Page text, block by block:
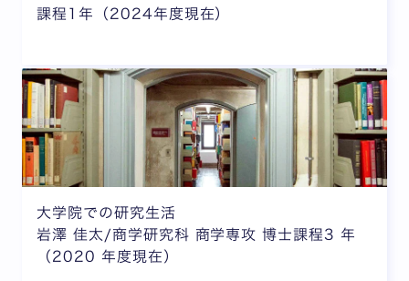
課程1年（2024年度現在）
大学院での研究生活
岩澤 佳太/商学研究科 商学専攻 博士課程3 年
（2020 年度現在）